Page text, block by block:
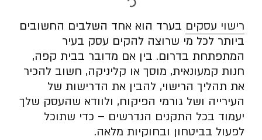
רישוי עסקים בערד הוא אחד השלבים החשובים
ביותר לכל מי שרוצה להקים עסק בעיר
המתפתחת בדרום. בין אם מדובר בבית קפה,
חנות קמעונאית, מוסך או קליניקה, חשוב להכיר
את תהליך הרישוי, להבין את הדרישות של
העירייה ושל גורמי הפיקוח, ולוודא שהעסק שלך
יעמוד בכל התקנים הנדרשים – כדי שתוכל
לפעול בביטחון ובחוקיות מלאה.